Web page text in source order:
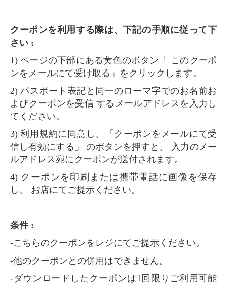
クーポンを利用する際は、下記の手順に従って下
さい :
1) ページの下部にある黄色のボタン「 このクーポ
ンをメールにて受け取る」をクリックします。
2) パスポート表記と同一のローマ字でのお名前お
よびクーポンを受信 するメールアドレスを入力し
てください。
3) 利用規約に同意し、「クーポンをメールにて受
信し有効にする」 のボタンを押すと、 入力のメー
ルアドレス宛にクーポンが送付されます。
4) クーポンを印刷または携帯電話に画像を保存
し、 お店にてご提示ください。
条件 :
-こちらのクーポンをレジにてご提示ください。
-他のクーポンとの併用はできません。
-ダウンロードしたクーポンは1回限りご利用可能